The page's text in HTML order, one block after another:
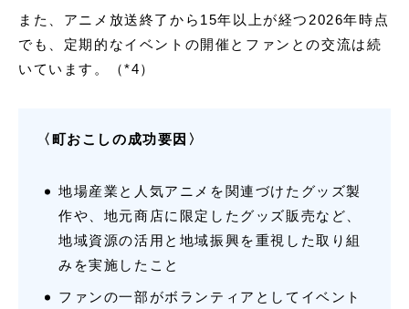
また、アニメ放送終了から15年以上が経つ2026年時点
でも、定期的なイベントの開催とファンとの交流は続
いています。（*4）
〈町おこしの成功要因〉
地場産業と人気アニメを関連づけたグッズ製
作や、地元商店に限定したグッズ販売など、
地域資源の活用と地域振興を重視した取り組
みを実施したこと
ファンの一部がボランティアとしてイベント